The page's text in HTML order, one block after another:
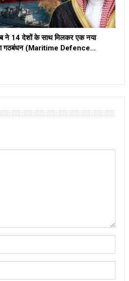
ने 14 देशों के साथ मिलकर एक नया
गठबंधन (Maritime Defence…